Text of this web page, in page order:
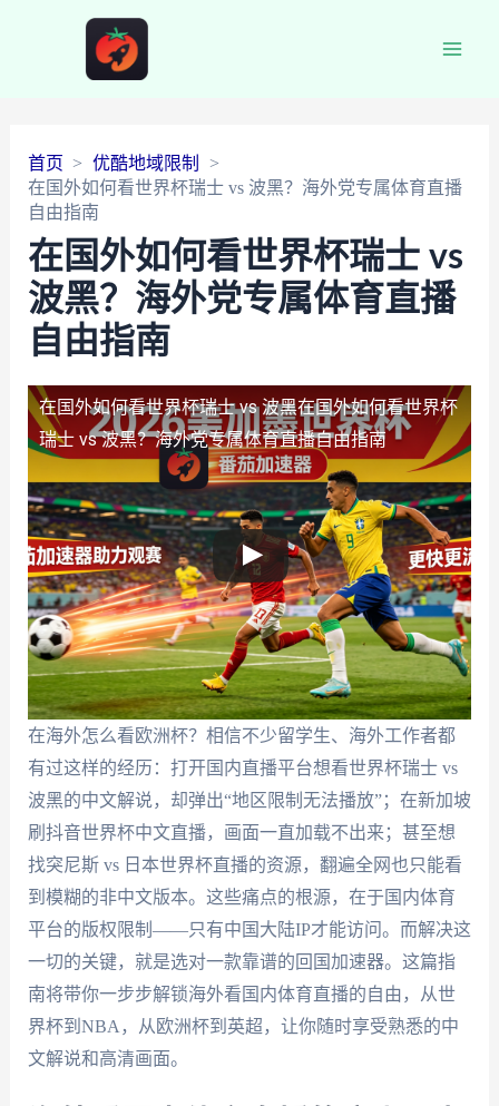
首页
优酷地域限制
在国外如何看世界杯瑞士 vs 波黑？海外党专属体育直播
自由指南
在国外如何看世界杯瑞士 vs
波黑？海外党专属体育直播
自由指南
在国外如何看世界杯瑞士 vs 波黑在国外如何看世界杯
瑞士 vs 波黑？海外党专属体育直播自由指南
在海外怎么看欧洲杯？相信不少留学生、海外工作者都
有过这样的经历：打开国内直播平台想看世界杯瑞士 vs
波黑的中文解说，却弹出“地区限制无法播放”；在新加坡
刷抖音世界杯中文直播，画面一直加载不出来；甚至想
找突尼斯 vs 日本世界杯直播的资源，翻遍全网也只能看
到模糊的非中文版本。这些痛点的根源，在于国内体育
平台的版权限制——只有中国大陆IP才能访问。而解决这
一切的关键，就是选对一款靠谱的回国加速器。这篇指
南将带你一步步解锁海外看国内体育直播的自由，从世
界杯到NBA，从欧洲杯到英超，让你随时享受熟悉的中
文解说和高清画面。